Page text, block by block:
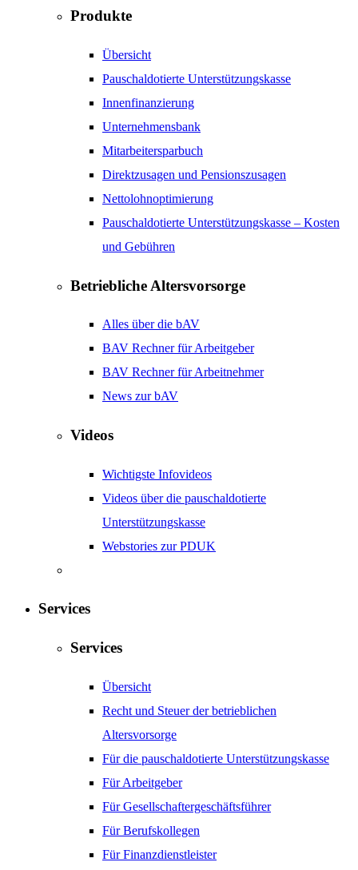
Produkte
Übersicht
Pauschaldotierte Unterstützungskasse
Innenfinanzierung
Unternehmensbank
Mitarbeitersparbuch
Direktzusagen und Pensionszusagen
Nettolohnoptimierung
Pauschaldotierte Unterstützungskasse – Kosten
und Gebühren
Betriebliche Altersvorsorge
Alles über die bAV
BAV Rechner für Arbeitgeber
BAV Rechner für Arbeitnehmer
News zur bAV
Videos
Wichtigste Infovideos
Videos über die pauschaldotierte
Unterstützungskasse
Webstories zur PDUK
Services
Services
Übersicht
Recht und Steuer der betrieblichen
Altersvorsorge
Für die pauschaldotierte Unterstützungskasse
Für Arbeitgeber
Für Gesellschaftergeschäftsführer
Für Berufskollegen
Für Finanzdienstleister